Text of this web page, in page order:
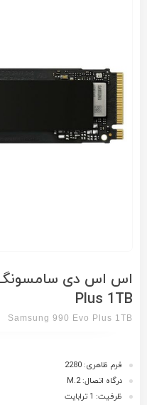
Plus 1TB
Samsung 990 Evo Plus 1TB
فرم ظاهری: 2280
درگاه اتصال: M.2
ظرفیت: 1 ترابایت